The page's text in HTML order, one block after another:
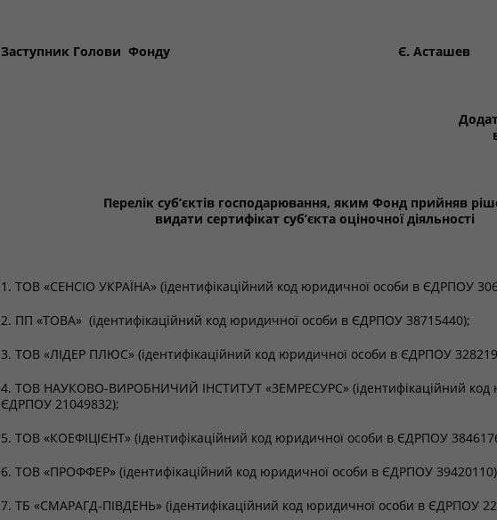
Заступник Голови Фонду Є. Асташев
Перелік суб’єктів господарювання, яким Фонд прийняв
видати сертифікат суб’єкта оціночної діяльності
1. ТОВ «СЕНСІО УКРАЇНА» (ідентифікаційний код юридичної особи в ЄДРПОУ
2. ПП «ТОВА» (ідентифікаційний код юридичної особи в ЄДРПОУ 38715440);
3. ТОВ «ЛІДЕР ПЛЮС» (ідентифікаційний код юридичної особи в ЄДРПОУ
4. ТОВ НАУКОВО-ВИРОБНИЧИЙ ІНСТИТУТ «ЗЕМРЕСУРС» (ідентифікаційний код
ЄДРПОУ 21049832);
5. ТОВ «КОЕФІЦІЄНТ» (ідентифікаційний код юридичної особи в ЄДРПОУ
6. ТОВ «ПРОФФЕР» (ідентифікаційний код юридичної особи в ЄДРПОУ
7. ТБ «СМАРАГД-ПІВДЕНЬ» (ідентифікаційний код юридичної особи в ЄДРПОУ